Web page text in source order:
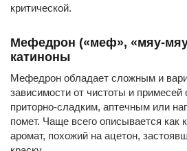
критической.
Мефедрон («меф», «мяу-
катиноны
Мефедрон обладает сложным и
зависимости от чистоты и
приторно-сладким, аптечным или
помет. Чаще всего описывается как
аромат, похожий на ацетон,